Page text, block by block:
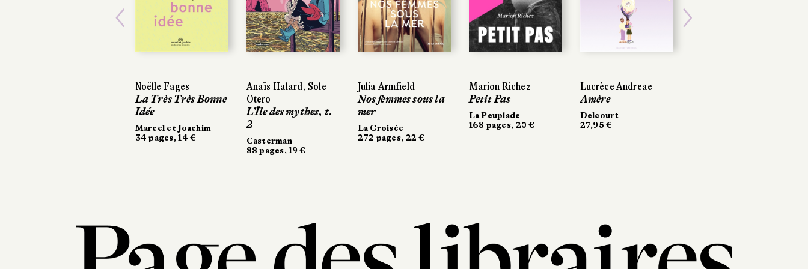
Noëlle Fages
La Très Très Bonne
Idée
Marcel et Joachim
34 pages, 14 €
Anaïs Halard, Sole
Otero
L’Île des mythes, t.
2
Casterman
88 pages, 19 €
Julia Armfield
Nos femmes sous la
mer
La Croisée
272 pages, 22 €
Marion Richez
Petit Pas
La Peuplade
168 pages, 20 €
Lucrèce Andreae
Amère
Delcourt
27,95 €
Previous